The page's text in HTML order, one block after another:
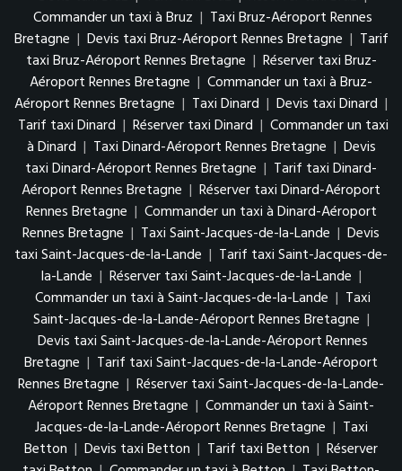
Commander un taxi à Bruz | Taxi Bruz-Aéroport Rennes
Bretagne | Devis taxi Bruz-Aéroport Rennes Bretagne | Tarif
taxi Bruz-Aéroport Rennes Bretagne | Réserver taxi Bruz-
Aéroport Rennes Bretagne | Commander un taxi à Bruz-
Aéroport Rennes Bretagne | Taxi Dinard | Devis taxi Dinard |
Tarif taxi Dinard | Réserver taxi Dinard | Commander un taxi
à Dinard | Taxi Dinard-Aéroport Rennes Bretagne | Devis
taxi Dinard-Aéroport Rennes Bretagne | Tarif taxi Dinard-
Aéroport Rennes Bretagne | Réserver taxi Dinard-Aéroport
Rennes Bretagne | Commander un taxi à Dinard-Aéroport
Rennes Bretagne | Taxi Saint-Jacques-de-la-Lande | Devis
taxi Saint-Jacques-de-la-Lande | Tarif taxi Saint-Jacques-de-
la-Lande | Réserver taxi Saint-Jacques-de-la-Lande |
Commander un taxi à Saint-Jacques-de-la-Lande | Taxi
Saint-Jacques-de-la-Lande-Aéroport Rennes Bretagne |
Devis taxi Saint-Jacques-de-la-Lande-Aéroport Rennes
Bretagne | Tarif taxi Saint-Jacques-de-la-Lande-Aéroport
Rennes Bretagne | Réserver taxi Saint-Jacques-de-la-Lande-
Aéroport Rennes Bretagne | Commander un taxi à Saint-
Jacques-de-la-Lande-Aéroport Rennes Bretagne | Taxi
Betton | Devis taxi Betton | Tarif taxi Betton | Réserver